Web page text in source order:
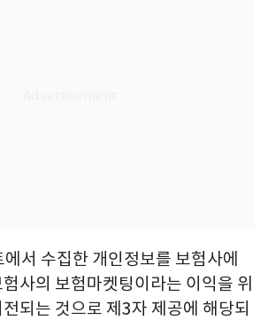
서 수집한 개인정보를 보험사에
사의 보험마켓팅이라는 이익을 위
되는 것으로 제3자 제공에 해당되